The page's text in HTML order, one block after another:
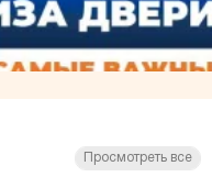
Просмотреть все